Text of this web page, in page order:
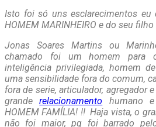
Isto foi só uns esclarecimentos eu
HOMEM MARINHEIRO e do seu filho
Jonas Soares Martins ou
chamado foi um homem para
inteligência privilegiada, homem
uma sensibilidade fora do comum,
fora de serie, articulador, agregador
granderelacionamento humano
HOMEM FAMÍLIA! !! Haja vista, o
não foi maior, pq foi barrado